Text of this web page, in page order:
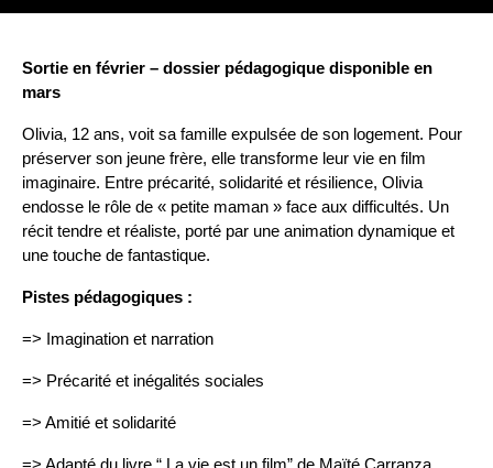
Sortie en février – dossier pédagogique disponible en
mars
Olivia, 12 ans, voit sa famille expulsée de son logement. Pour
préserver son jeune frère, elle transforme leur vie en film
imaginaire. Entre précarité, solidarité et résilience, Olivia
endosse le rôle de « petite maman » face aux difficultés. Un
récit tendre et réaliste, porté par une animation dynamique et
une touche de fantastique.
Pistes pédagogiques :
=> Imagination et narration
=> Précarité et inégalités sociales
=> Amitié et solidarité